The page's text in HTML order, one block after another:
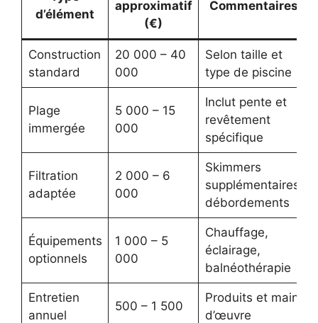
d’élément
approximatif
(€)
Commentaires
Construction
standard
20 000 – 40
000
Selon taille et
type de piscine
Plage
immergée
5 000 – 15
000
Inclut pente et
revêtement
spécifique
Filtration
adaptée
2 000 – 6
000
Skimmers
supplémentaires,
débordements
Équipements
optionnels
1 000 – 5
000
Chauffage,
éclairage,
balnéothérapie
Entretien
annuel
500 – 1 500
Produits et main
d’œuvre